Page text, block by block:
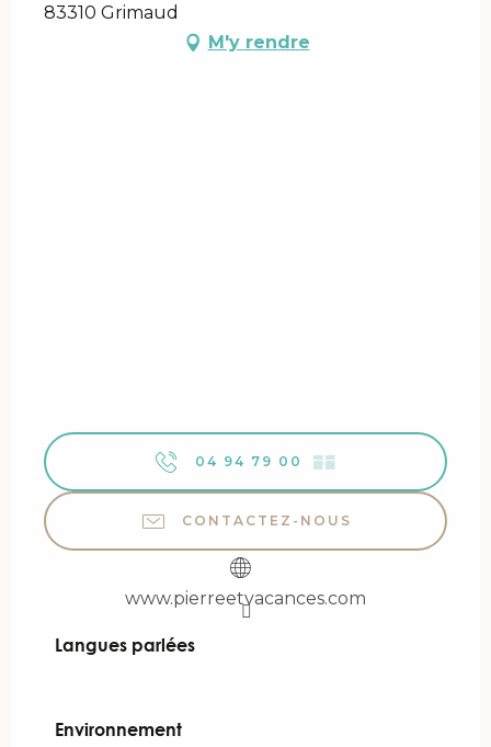
83310 Grimaud
M'y rendre
04 94 79 00 ▒▒
CONTACTEZ-NOUS
www.pierreetvacances.com
Langues parlées
Langues parlées
Environnement
Environnement